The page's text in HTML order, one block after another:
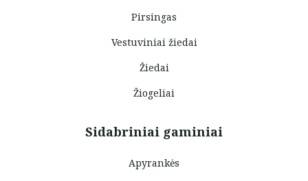
Pirsingas
Vestuviniai žiedai
Žiedai
Žiogeliai
Sidabriniai gaminiai
Apyrankės